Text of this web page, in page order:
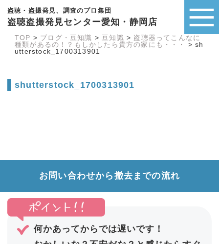
盗聴・盗撮発見、調査のプロ集団
盗聴盗撮発見センター愛知・静岡店
TOP > ブログ・豆知識 > 豆知識 > 盗聴器ってこんなに
種類があるの！？もしかしたら貴方の家にも・・・
>sh
utterstock_1700313901
shutterstock_1700313901
お問い合わせから撤去までの流れ
何かあってからでは遅いです！